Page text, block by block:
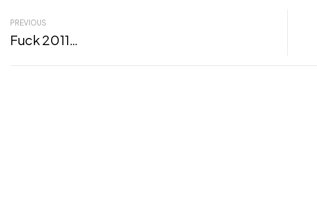
PREVIOUS
Fuck 2011…